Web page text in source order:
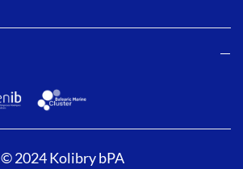
© 2024 Kolibry bPA